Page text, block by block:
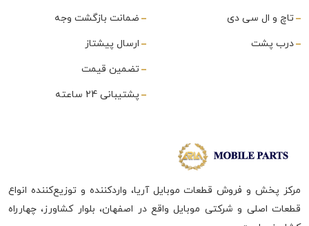
تاچ و ال سی دی
درب پشت
ضمانت بازگشت وجه
ارسال پیشتاز
تضمین قیمت
پشتیبانی 24 ساعته
مرکز پخش و فروش قطعات موبایل آریا، واردکننده و توزیع‌کننده انواع
قطعات اصلی و شرکتی موبایل واقع در اصفهان، بلوار کشاورز، چهارراه